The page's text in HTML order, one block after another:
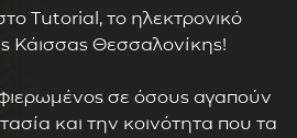
Tutorial, το ηλεκτρονικό
Κάισσας Θεσσαλονίκης!
σε όσους αγαπούν
και την κοινότητα που τα